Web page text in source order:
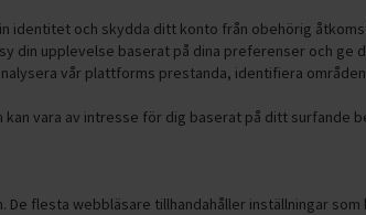
identitet och skydda ditt konto från obehörig
din upplevelse baserat på dina preferenser och ge
vår plattforms prestanda, identifiera
vara av intresse för dig baserat på ditt surfande
flesta webbläsare tillhandahåller inställningar